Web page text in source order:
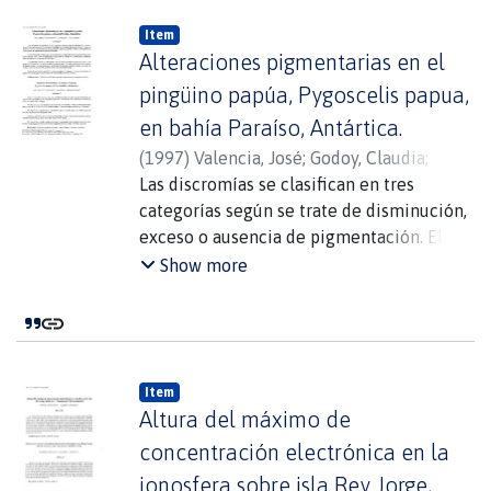
Item
Alteraciones pigmentarias en el
pingüino papúa, Pygoscelis papua,
en bahía Paraíso, Antártica.
(1997) Valencia, José; Godoy, Claudia;
Blank, Olivia;Donoso, Diana
Las discromías se clasifican en tres
categorías según se trate de disminución,
exceso o ausencia de pigmentación. El
plumaje de los pingüinos es
muy llamativo hallar un ejemplar con todo
pigmentación negra, melanismo. En este
trabajo describimos seis casos de
alteraciones pigmentarias observadas en
Pygoscelis papua durante 1996 y 1997 en
Show more
Item
Altura del máximo de
concentración electrónica en la
ionosfera sobre isla Rey Jorge,